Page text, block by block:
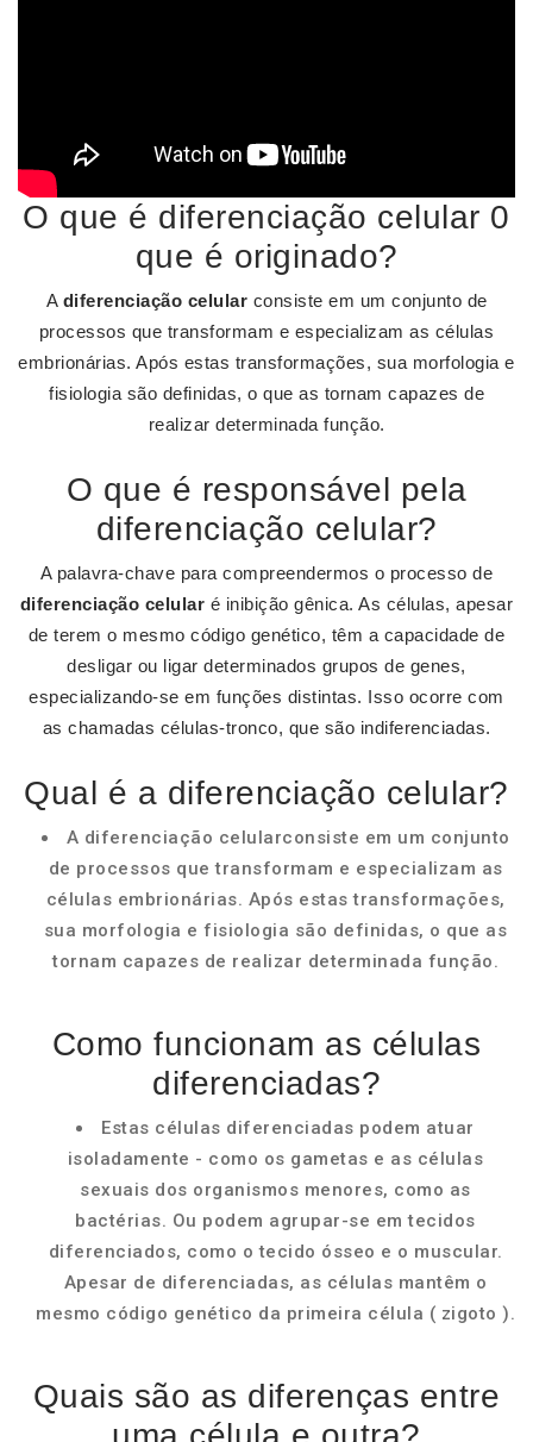
O que é diferenciação celular 0
que é originado?
A diferenciação celular consiste em um conjunto de
processos que transformam e especializam as células
embrionárias. Após estas transformações, sua morfologia e
fisiologia são definidas, o que as tornam capazes de
realizar determinada função.
O que é responsável pela
diferenciação celular?
A palavra-chave para compreendermos o processo de
diferenciação celular é inibição gênica. As células, apesar
de terem o mesmo código genético, têm a capacidade de
desligar ou ligar determinados grupos de genes,
especializando-se em funções distintas. Isso ocorre com
as chamadas células-tronco, que são indiferenciadas.
Qual é a diferenciação celular?
A diferenciação celularconsiste em um conjunto
de processos que transformam e especializam as
células embrionárias. Após estas transformações,
sua morfologia e fisiologia são definidas, o que as
tornam capazes de realizar determinada função.
Como funcionam as células
diferenciadas?
Estas células diferenciadas podem atuar
isoladamente - como os gametas e as células
sexuais dos organismos menores, como as
bactérias. Ou podem agrupar-se em tecidos
diferenciados, como o tecido ósseo e o muscular.
Apesar de diferenciadas, as células mantêm o
mesmo código genético da primeira célula ( zigoto ).
Quais são as diferenças entre